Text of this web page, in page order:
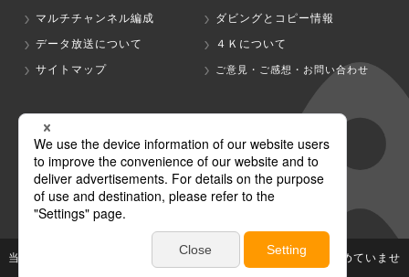
マルチチャンネル編成
ダビングとコピー情報
データ放送について
４Ｋについて
サイトマップ
ご意見・ご感想・お問い合わせ
グループ会社
テレビ朝日 テレ朝チャンネル
当社が著作権、著作隣接権を有する放送番組等の無断利用は認めていませ
ん。